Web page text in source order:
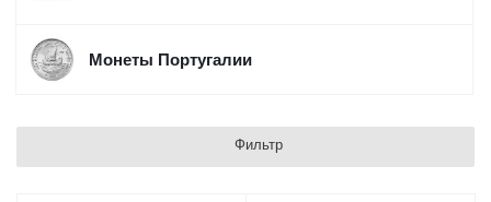
Монеты Португалии
Фильтр